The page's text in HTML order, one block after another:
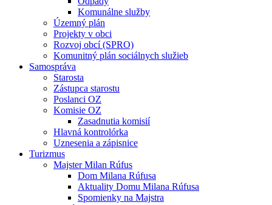
Komunálne služby
Územný plán
Projekty v obci
Rozvoj obcí (SPRO)
Komunitný plán sociálnych služieb
Samospráva
Starosta
Zástupca starostu
Poslanci OZ
Komisie OZ
Zasadnutia komisií
Hlavná kontrolórka
Uznesenia a zápisnice
Turizmus
Majster Milan Rúfus
Dom Milana Rúfusa
Aktuality Domu Milana Rúfusa
Spomienky na Majstra